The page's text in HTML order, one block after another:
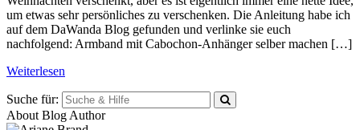
um etwas sehr persönliches zu verschenken. Die Anleitung habe ich
auf dem DaWanda Blog gefunden und verlinke sie euch
nachfolgend: Armband mit Cabochon-Anhänger selber machen […]
Weiterlesen
Suche für:
About Blog Author